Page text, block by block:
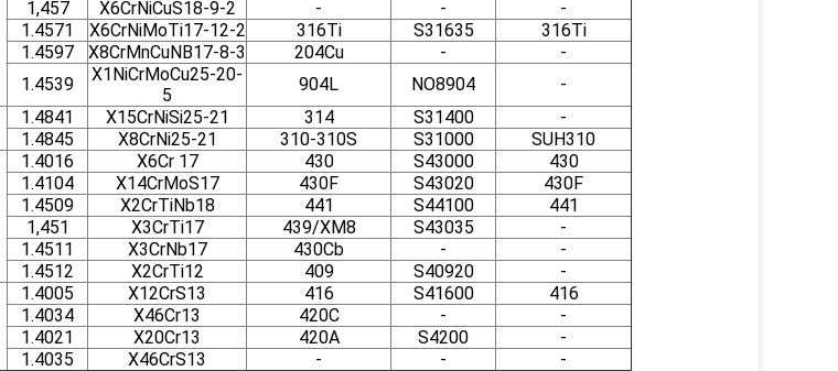
1,457
X6CrNiCuS18-9-2 - -
-
1.4571
X6CrNiMoTi17-12-2 316Ti S31635
316Ti
1.4597
X8CrMnCuNB17-8-3 204Cu -
-
1.4539
X1NiCrMoCu25-20-
5
904L NO8904 -
1.4841 X15CrNiSi25-21 314 S31400
-
1.4845
X8CrNi25-21 310-310S S31000 SUH310
1.4016 X6Cr 17 430 S43000
430
1.4104
X14CrMoS17 430F S43020
430F
1.4509
X2CrTiNb18 441 S44100
441
1,451
X3CrTi17 439/XM8 S43035
-
1.4511
X3CrNb17 430Cb -
-
1.4512
X2CrTi12 409 S40920 -
1.4005 X12CrS13 416 S41600
416
1.4034
X46Cr13 420C -
-
1.4021
X20Cr13 420A S4200
-
1.4035
X46CrS13 - - -